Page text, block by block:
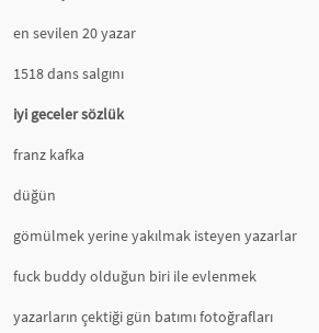
en sevilen 20 yazar
1518 dans salgını
iyi geceler sözlük
franz kafka
düğün
gömülmek yerine yakılmak isteyen yazarlar
fuck buddy olduğun biri ile evlenmek
yazarların çektiği gün batımı fotoğrafları